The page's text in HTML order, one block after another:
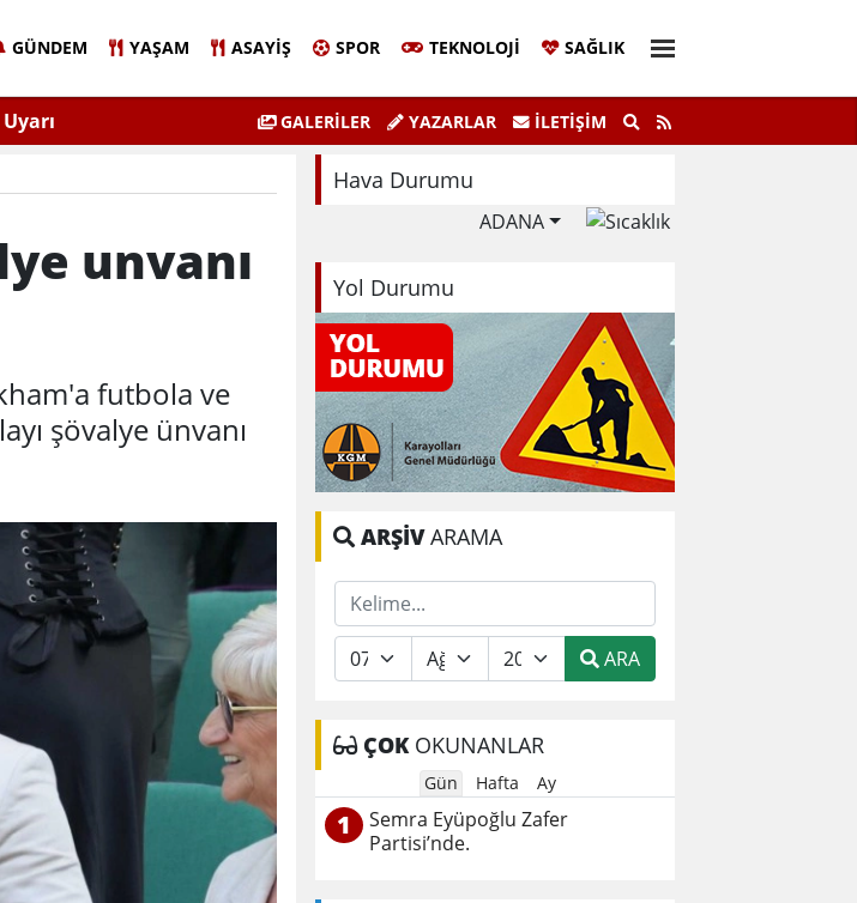
GÜNDEM YAŞAM ASAYIŞ SPOR TEKNOLOJI SAĞLIK
Elazığ'da Sivil Katılım Zirvesi Gerçekleştirildi.
GALERİLER YAZARLAR İLETIŞIM
unvanı
futbola ve
şövalye ünvanı
Hava Durumu
ADANA
Yol Durumu
ARŞİVARAMA
ARA
ÇOKOKUNANLAR
Gün Hafta Ay
1
Semra Eyüpoğlu Zafer
Partisi’nde.